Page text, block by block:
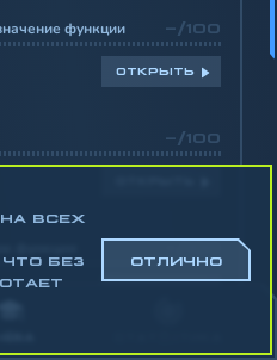
функции -/100
ОТКРЫТЬ
-/100
функции -/100
-/100
ВСЕХ
БЕЗ
ОТЛИЧНО